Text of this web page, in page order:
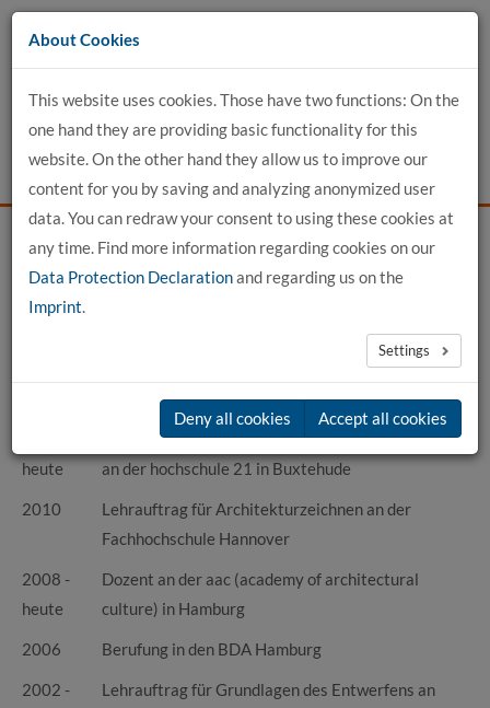
Go
to
content
Home detailed profile view
Prof. Dipl.-Ing. Philipp Kamps, Architekt
heute
Professur für Gestaltungslehre und Entwerfen
an der hochschule 21 in Buxtehude
2010
Lehrauftrag für Architekturzeichnen an der
Fachhochschule Hannover
2008 -
heute
Dozent an der aac (academy of architectural
culture) in Hamburg
2006 Berufung in den BDA Hamburg
2002 -
Lehrauftrag für Grundlagen des Entwerfens an
About Cookies
This website uses cookies. Those have two functions: On the
one hand they are providing basic functionality for this
website. On the other hand they allow us to improve our
content for you by saving and analyzing anonymized user
data. You can redraw your consent to using these cookies at
any time. Find more information regarding cookies on our
Data Protection Declarationand regarding us on the
Imprint.
Settings
Deny all cookies Accept all cookies